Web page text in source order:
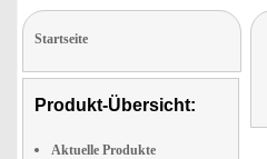
Startseite
Produkt-Übersicht:
Aktuelle Produkte